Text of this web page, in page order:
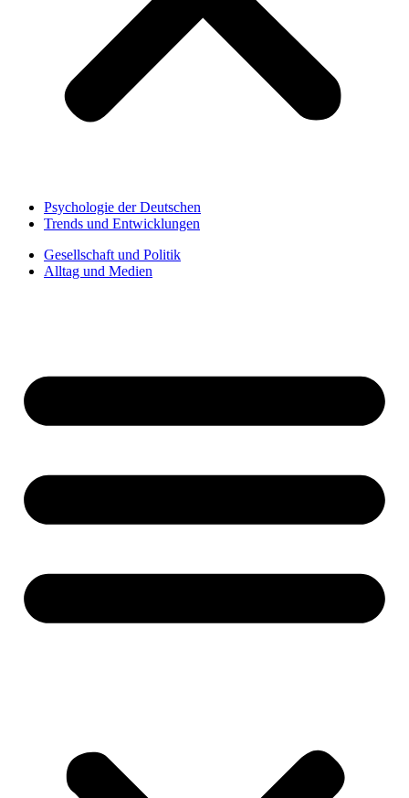
Psychologie der Deutschen
Trends und Entwicklungen
Gesellschaft und Politik
Alltag und Medien